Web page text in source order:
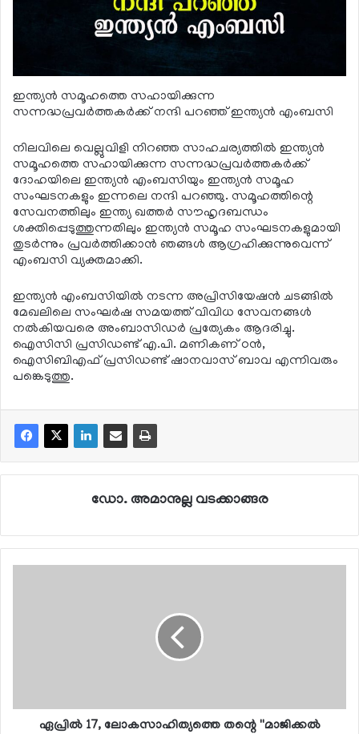
ഇന്ത്യന്‍ സമൂഹത്തെ സഹായിക്കുന്ന
സന്നദ്ധപ്രവര്‍ത്തകര്‍ക്ക് നന്ദി പറഞ്ഞ് ഇന്ത്യന്‍ എംബസി
നിലവിലെ വെല്ലുവിളി നിറഞ്ഞ സാഹചര്യത്തില്‍ ഇന്ത്യന്‍
സമൂഹത്തെ സഹായിക്കുന്ന സന്നദ്ധപ്രവര്‍ത്തകര്‍ക്ക്
ദോഹയിലെ ഇന്ത്യന്‍ എംബസിയും ഇന്ത്യന്‍ സമൂഹ
സംഘടനകളും ഇന്നലെ നന്ദി പറഞ്ഞു. സമൂഹത്തിന്റെ
സേവനത്തിലും ഇന്ത്യ ഖത്തര്‍ സൗഹൃദബന്ധം
ശക്തിപ്പെടുത്തുന്നതിലും ഇന്ത്യന്‍ സമൂഹ സംഘടനകളുമായി
തുടര്‍ന്നും പ്രവര്‍ത്തിക്കാന്‍ ഞങ്ങള്‍ ആഗ്രഹിക്കുന്നുവെന്ന്
എംബസി വ്യക്തമാക്കി.
ഇന്ത്യന്‍ എംബസിയില്‍ നടന്ന അപ്രിസിയേഷന്‍ ചടങ്ങില്‍
മേഖലിലെ സംഘര്‍ഷ സമയത്ത് വിവിധ സേവനങ്ങള്‍
നല്‍കിയവരെ അംബാസിഡര്‍ പ്രത്യേകം ആദരിച്ചു.
ഐസിസി പ്രസിഡണ്ട് എ.പി. മണികണ് ഠന്‍,
ഐസിബിഎഫ് പ്രസിഡണ്ട് ഷാനവാസ് ബാവ എന്നിവരും
പങ്കെടുത്തു.
ഡോ. അമാനുല്ല വടക്കാങ്ങര
ഏപ്രില്‍ 17, ലോകസാഹിത്യത്തെ തന്റെ ''മാജിക്കല്‍